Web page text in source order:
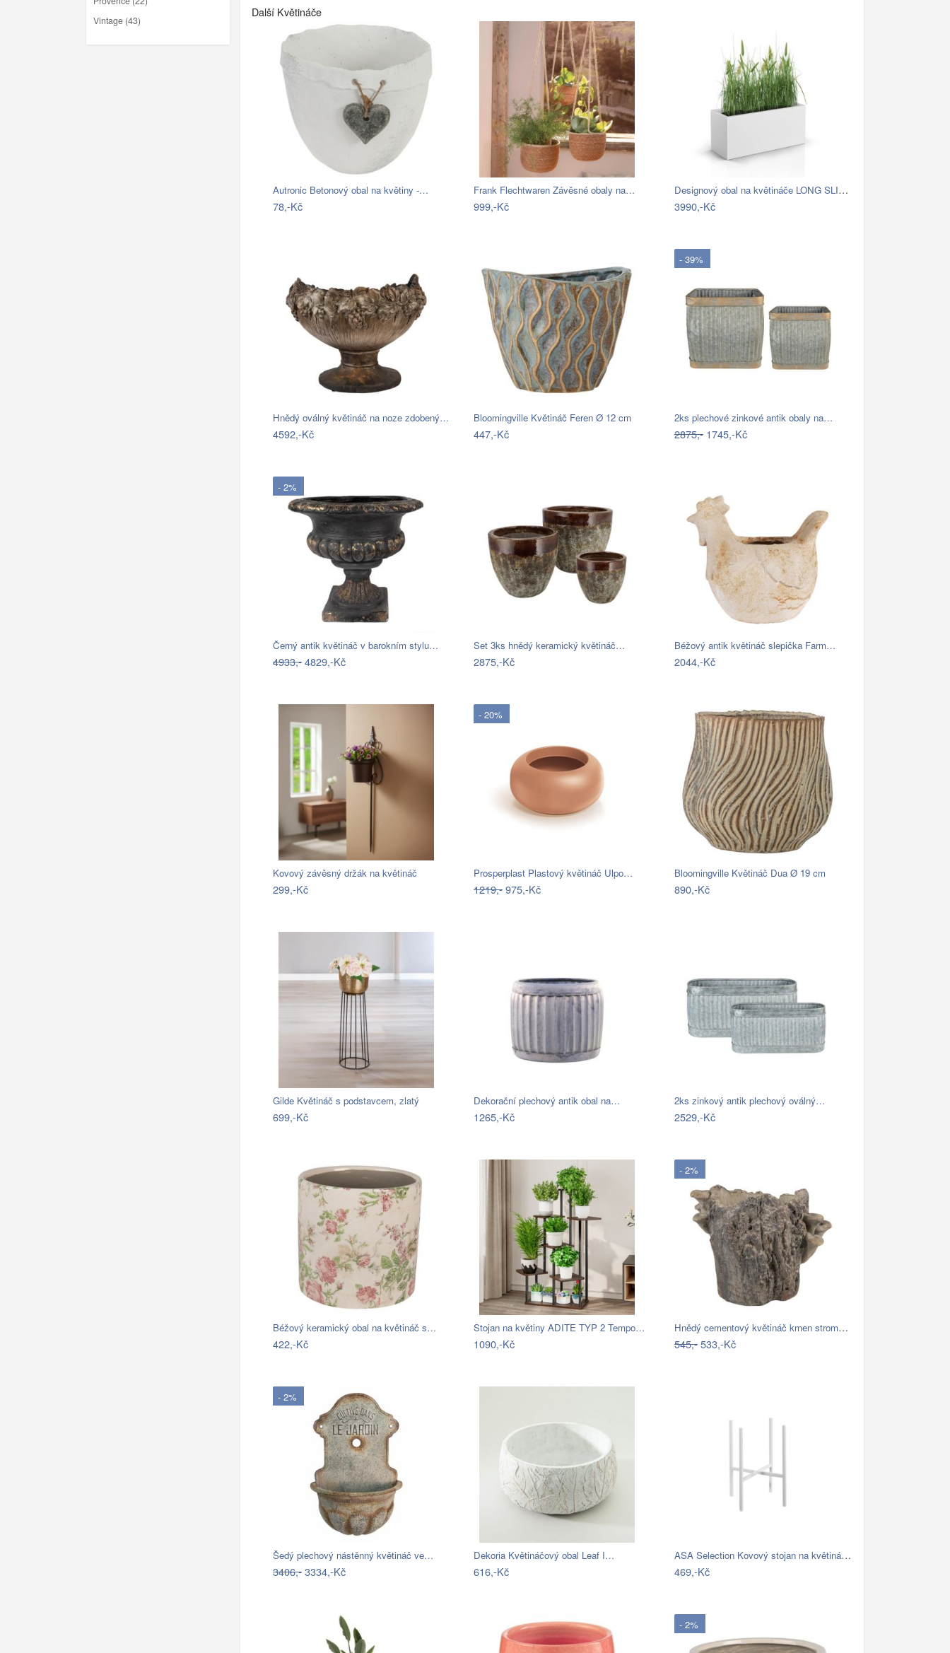
Vintage (43)
Další Květináče
Autronic Betonový obal na květiny -…
78,-Kč
Frank Flechtwaren Závěsné obaly na…
999,-Kč
Designový obal na květináče LONG SLIM…
3990,-Kč
Hnědý oválný květináč na noze zdobený…
4592,-Kč
Bloomingville Květináč Feren Ø 12 cm
447,-Kč
- 39%
2ks plechové zinkové antik obaly na…
2875,- 1745,-Kč
- 2%
Černý antik květináč v barokním stylu…
4933,-4829,-Kč
Set 3ks hnědý keramický květináč…
2875,-Kč
Béžový antik květináč slepička Farm…
2044,-Kč
Kovový závěsný držák na květináč
299,-Kč
- 20%
Prosperplast Plastový květináč Ulpo…
1219,-975,-Kč
Bloomingville Květináč Dua Ø 19 cm
890,-Kč
Gilde Květináč s podstavcem, zlatý
699,-Kč
Dekorační plechový antik obal na…
1265,-Kč
2ks zinkový antik plechový oválný…
2529,-Kč
Béžový keramický obal na květináč s…
422,-Kč
Stojan na květiny ADITE TYP 2 Tempo…
1090,-Kč
- 2%
Hnědý cementový květináč kmen stromu s…
545,-533,-Kč
- 2%
Šedý plechový nástěnný květináč ve…
3406,-3334,-Kč
Dekoria Květináčový obal Leaf I…
616,-Kč
ASA Selection Kovový stojan na květináč…
469,-Kč
- 2%